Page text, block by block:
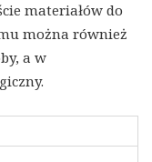
materiałów do
można również
a w